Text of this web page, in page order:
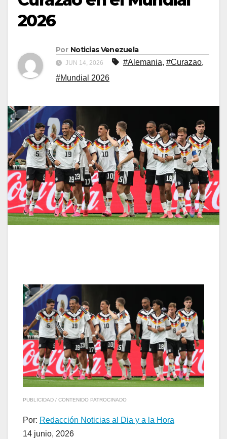
2026
Por Noticias Venezuela
JUN 14, 2026 #Alemania, #Curazao,
#Mundial 2026
PUBLICIDAD / CONTENIDO PATROCINADO
Por: Redacción Noticias al Dia y a la Hora
14 junio, 2026